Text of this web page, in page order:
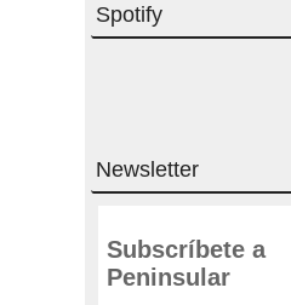
Spotify
Newsletter
Subscríbete a
Peninsular